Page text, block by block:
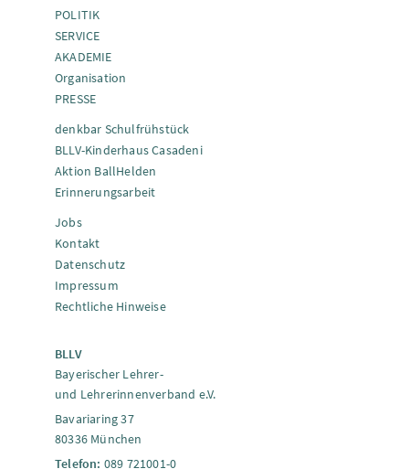
POLITIK
SERVICE
AKADEMIE
Organisation
PRESSE
denkbar Schulfrühstück
BLLV-Kinderhaus Casadeni
Aktion BallHelden
Erinnerungsarbeit
Jobs
Kontakt
Datenschutz
Impressum
Rechtliche Hinweise
BLLV
Bayerischer Lehrer-
und Lehrerinnenverband e.V.
Bavariaring 37
80336 München
Telefon: 089 721001-0